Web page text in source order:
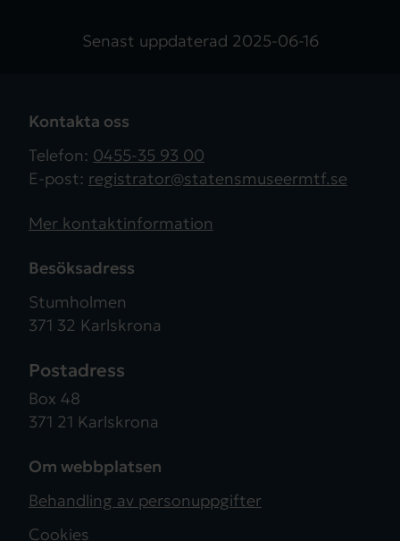
Senast uppdaterad 2025-06-16
Kontakta oss
Telefon: 0455-35 93 00
E-post: registrator@statensmuseermtf.se
Mer kontaktinformation
Besöksadress
Stumholmen
371 32 Karlskrona
Postadress
Box 48
371 21 Karlskrona
Om webbplatsen
Behandling av personuppgifter
Cookies